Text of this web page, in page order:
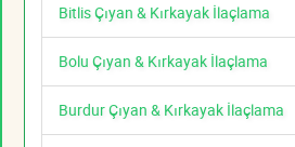
Bitlis Çıyan & Kırkayak İlaçlama
Bolu Çıyan & Kırkayak İlaçlama
Burdur Çıyan & Kırkayak İlaçlama